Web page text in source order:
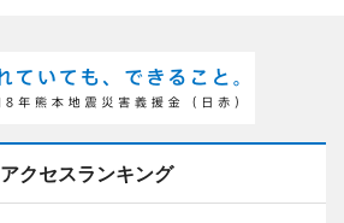
アクセスランキング